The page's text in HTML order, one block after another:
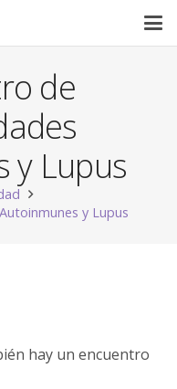
de
y Lupus
y Lupus
hay un encuentro